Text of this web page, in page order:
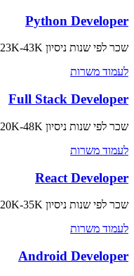
Python Developer
שכר לפי שנות ניסיון 23K-43K
לעמוד משרות
Full Stack Developer
שכר לפי שנות ניסיון 20K-48K
לעמוד משרות
React Developer
שכר לפי שנות ניסיון 20K-35K
לעמוד משרות
Android Developer